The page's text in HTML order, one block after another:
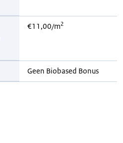
€11,00/m2
Geen Biobased Bonus